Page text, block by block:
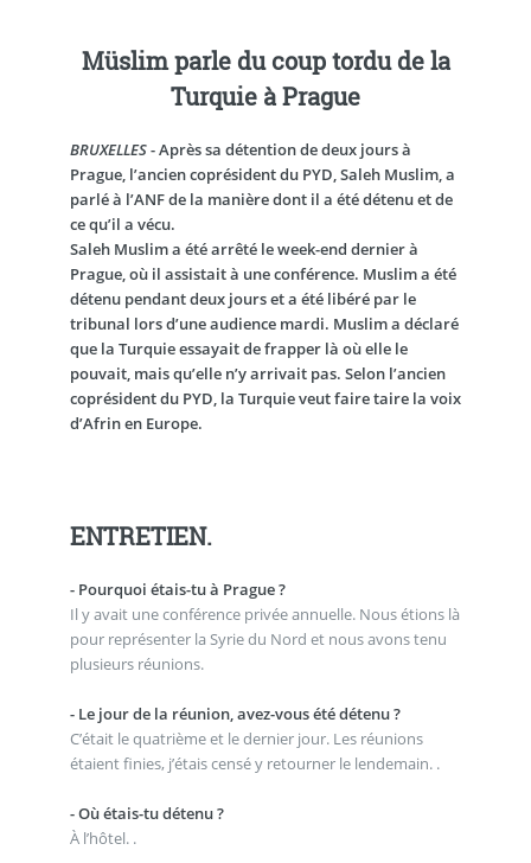
Müslim parle du coup tordu de la
Turquie à Prague
BRUXELLES- Après sa détention de deux jours à
Prague, l’ancien coprésident du PYD, Saleh Muslim, a
parlé à l’ANF de la manière dont il a été détenu et de
ce qu’il a vécu.
Saleh Muslim a été arrêté le week-end dernier à
Prague, où il assistait à une conférence. Muslim a été
détenu pendant deux jours et a été libéré par le
tribunal lors d’une audience mardi. Muslim a déclaré
que la Turquie essayait de frapper là où elle le
pouvait, mais qu’elle n’y arrivait pas. Selon l’ancien
coprésident du PYD, la Turquie veut faire taire la voix
d’Afrin en Europe.
ENTRETIEN.
- Pourquoi étais-tu à Prague ?
Il y avait une conférence privée annuelle. Nous étions là
pour représenter la Syrie du Nord et nous avons tenu
plusieurs réunions.
- Le jour de la réunion, avez-vous été détenu ?
C’était le quatrième et le dernier jour. Les réunions
étaient finies, j’étais censé y retourner le lendemain. .
- Où étais-tu détenu ?
À l’hôtel. .